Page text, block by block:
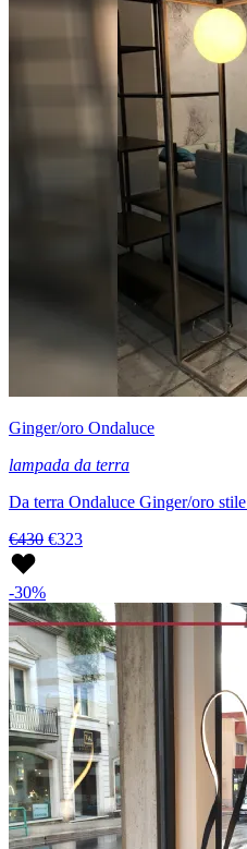
Ginger/oro Ondaluce
lampada da terra
Da terra Ondaluce Ginger/oro
€430 €323
-30%